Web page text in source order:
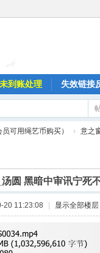
到账处理 失效链接
可用绳艺币购买） › 意之
圆 黑暗中审讯宁死
20 11:23:08 显示全部楼层